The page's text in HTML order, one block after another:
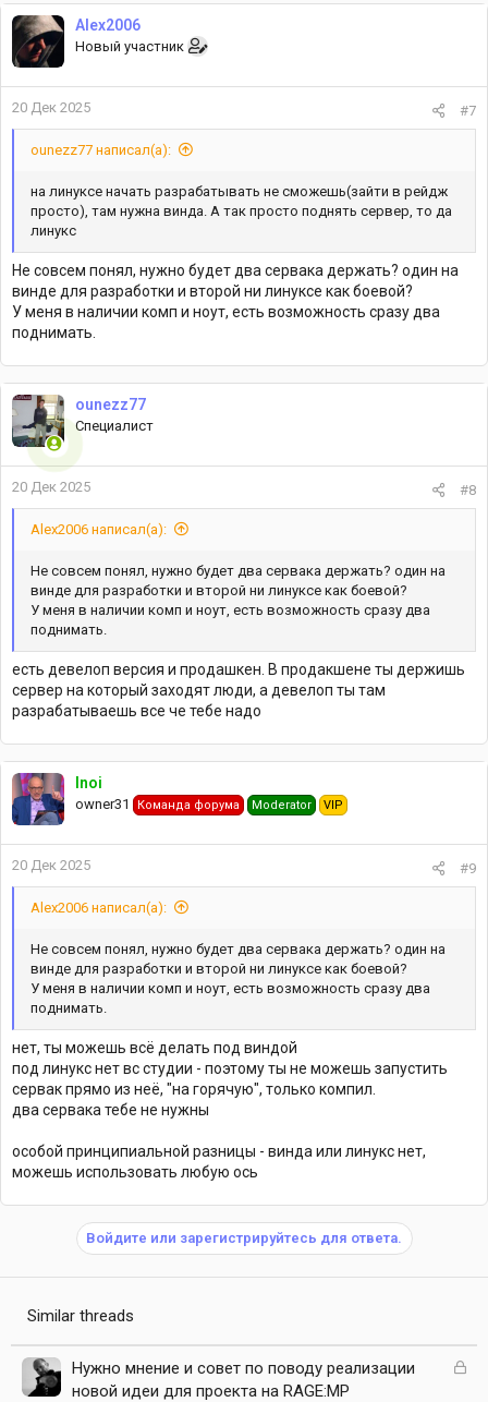
Alex2006
Новый участник
20 Дек 2025 #7
ounezz77 написал(а):
на линуксе начать разрабатывать не сможешь(зайти в рейдж
просто), там нужна винда. А так просто поднять сервер, то да
линукс
Не совсем понял, нужно будет два сервака держать? один на
винде для разработки и второй ни линуксе как боевой?
У меня в наличии комп и ноут, есть возможность сразу два
поднимать.
ounezz77
Специалист
20 Дек 2025 #8
Alex2006 написал(а):
Не совсем понял, нужно будет два сервака держать? один на
винде для разработки и второй ни линуксе как боевой?
У меня в наличии комп и ноут, есть возможность сразу два
поднимать.
есть девелоп версия и продашкен. В продакшене ты держишь
сервер на который заходят люди, а девелоп ты там
разрабатываешь все че тебе надо
Inoi
owner31 Команда форума Moderator VIP
20 Дек 2025 #9
Alex2006 написал(а):
Не совсем понял, нужно будет два сервака держать? один на
винде для разработки и второй ни линуксе как боевой?
У меня в наличии комп и ноут, есть возможность сразу два
поднимать.
нет, ты можешь всё делать под виндой
под линукс нет вс студии - поэтому ты не можешь запустить
сервак прямо из неё, "на горячую", только компил.
два сервака тебе не нужны
особой принципиальной разницы - винда или линукс нет,
можешь использовать любую ось
Войдите или зарегистрируйтесь для ответа.
Similar threads
З
Нужно мнение и совет по поводу реализации
новой идеи для проекта на RAGE:MP